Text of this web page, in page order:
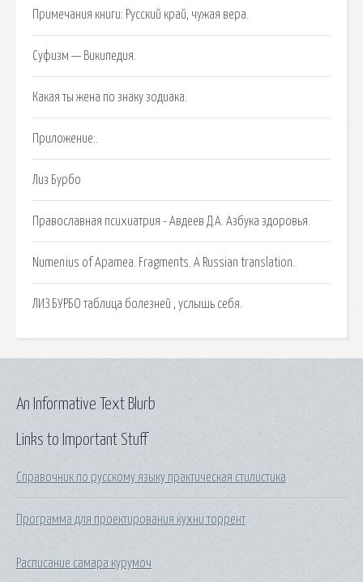
Примечания книги: Русский край, чужая вера.
Суфизм — Википедия.
Какая ты жена по знаку зодиака.
Приложение:.
Лиз Бурбо
Православная психиатрия - Авдеев Д.А. Азбука здоровья.
Numenius of Apamea. Fragments. A Russian translation.
ЛИЗ БУРБО таблица болезней , услышь себя.
Links to Important Stuff
Справочник по русскому языку практическая стилистика
Программа для проектирования кухни торрент
Расписание самара курумоч
An Informative Text Blurb